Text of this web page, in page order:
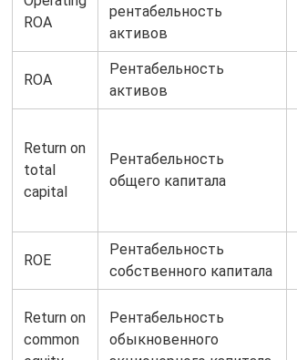
ROA
рентабельность
активов
ROA
Рентабельность
активов
Return on
total
capital
Рентабельность
общего капитала
ROE
Рентабельность
собственного капитала
Return on
common
Рентабельность
обыкновенного